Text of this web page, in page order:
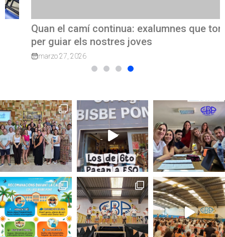
Quan el camí continua: exalumnes que tornen
per guiar els nostres joves
marzo 27, 2026